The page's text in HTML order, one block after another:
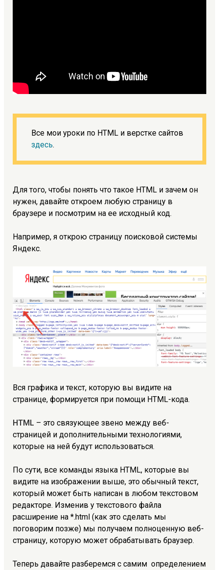
Все мои уроки по HTML и верстке сайтов
здесь.
Для того, чтобы понять что такое HTML и зачем он
нужен, давайте откроем любую страницу в
браузере и посмотрим на ее исходный код.
Например, я открою страницу поисковой системы
Яндекс.
Вся графика и текст, которую вы видите на
странице, формируется при помощи HTML-кода.
HTML – это связующее звено между веб-
страницей и дополнительными технологиями,
которые на ней будут использоваться.
По сути, все команды языка HTML, которые вы
видите на изображении выше, это обычный текст,
который может быть написан в любом текстовом
редакторе. Изменив у текстового файла
расширение на *.html (как это сделать мы
поговорим позже) мы получаем полноценную веб-
страницу, которую может обрабатывать браузер.
Теперь давайте разберемся с самим определением